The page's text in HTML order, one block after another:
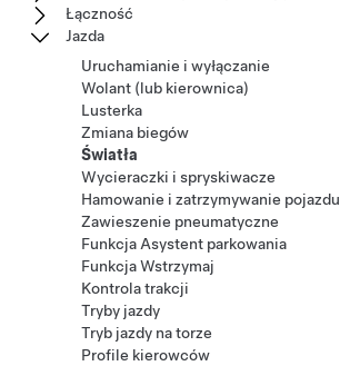
Łączność
Jazda
Uruchamianie i wyłączanie
Wolant (lub kierownica)
Lusterka
Zmiana biegów
Światła
Wycieraczki i spryskiwacze
Hamowanie i zatrzymywanie pojazdu
Zawieszenie pneumatyczne
Funkcja Asystent parkowania
Funkcja Wstrzymaj
Kontrola trakcji
Tryby jazdy
Tryb jazdy na torze
Profile kierowców